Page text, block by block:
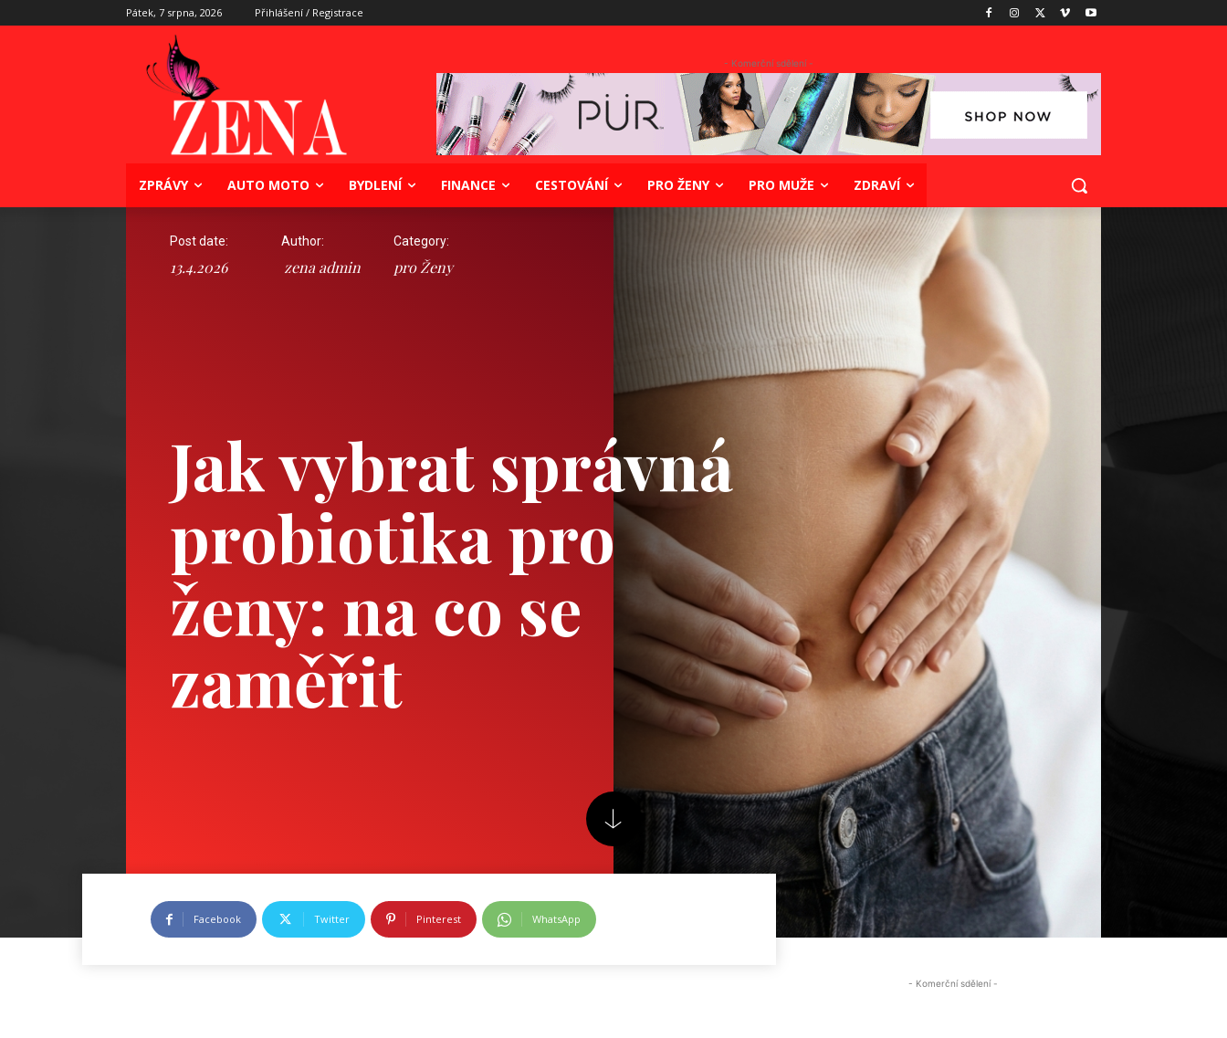
Pátek, 7 srpna, 2026 Přihlášení / Registrace
- Komerční sdělení -
ZPRÁVY AUTO MOTO BYDLENÍ FINANCE CESTOVÁNÍ PRO ŽENY PRO MUŽE ZDRAVÍ
Jak vybrat správná
probiotika pro
ženy: na co se
zaměřit
Post date:
13.4.2026
Author:
zena admin
Category:
pro Ženy
Facebook Twitter Pinterest WhatsApp
- Komerční sdělení -